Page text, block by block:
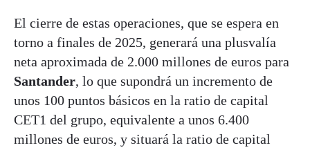
El cierre de estas operaciones, que se espera en
torno a finales de 2025, generará una plusvalía
neta aproximada de 2.000 millones de euros para
Santander, lo que supondrá un incremento de
unos 100 puntos básicos en la ratio de capital
CET1 del grupo, equivalente a unos 6.400
millones de euros, y situará la ratio de capital